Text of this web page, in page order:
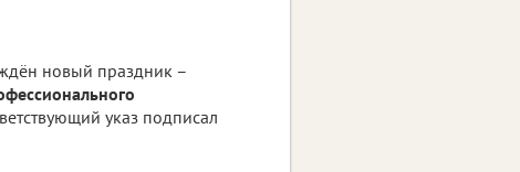
новый праздник –
указ подписал